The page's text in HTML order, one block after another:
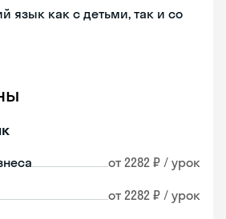
язык как с детьми, так и со
от 2282 ₽ / урок
от 2282 ₽ / урок